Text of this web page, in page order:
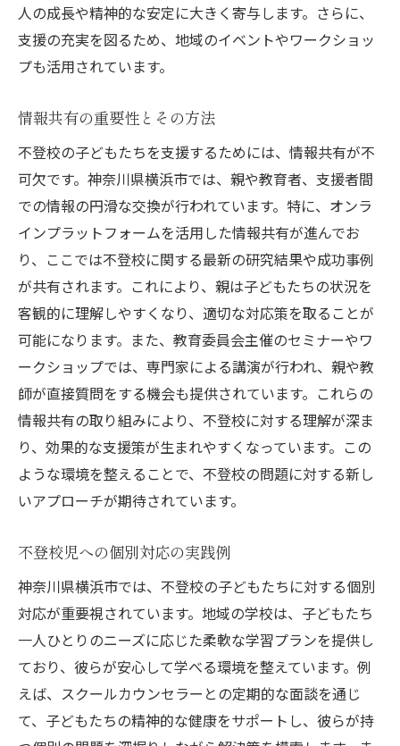
人の成長や精神的な安定に大きく寄与します。さらに、
支援の充実を図るため、地域のイベントやワークショッ
プも活用されています。
情報共有の重要性とその方法
不登校の子どもたちを支援するためには、情報共有が不
可欠です。神奈川県横浜市では、親や教育者、支援者間
での情報の円滑な交換が行われています。特に、オンラ
インプラットフォームを活用した情報共有が進んでお
り、ここでは不登校に関する最新の研究結果や成功事例
が共有されます。これにより、親は子どもたちの状況を
客観的に理解しやすくなり、適切な対応策を取ることが
可能になります。また、教育委員会主催のセミナーやワ
ークショップでは、専門家による講演が行われ、親や教
師が直接質問をする機会も提供されています。これらの
情報共有の取り組みにより、不登校に対する理解が深ま
り、効果的な支援策が生まれやすくなっています。この
ような環境を整えることで、不登校の問題に対する新し
いアプローチが期待されています。
不登校児への個別対応の実践例
神奈川県横浜市では、不登校の子どもたちに対する個別
対応が重要視されています。地域の学校は、子どもたち
一人ひとりのニーズに応じた柔軟な学習プランを提供し
ており、彼らが安心して学べる環境を整えています。例
えば、スクールカウンセラーとの定期的な面談を通じ
て、子どもたちの精神的な健康をサポートし、彼らが持